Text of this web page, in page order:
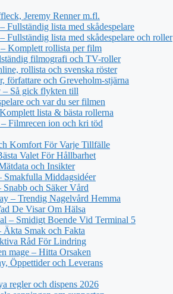
Jeremy Renner m.fl.
Fullständig lista med skådespelare
Fullständig lista med skådespelare och roller
– Komplett rollista per film
filmografi och TV-roller
rollista och svenska röster
författare och Greveholm-stjärna
– Så gick flykten till
och var du ser filmen
lista & bästa rollerna
Filmrecen ion och kri töd
Komfort För Varje Tillfälle
Valet För Hållbarhet
och Insikter
Middagsidéer
och Säker Vård
– Trendig Nagelvård Hemma
De Visar Om Hälsa
– Smidigt Boende Vid Terminal 5
Äkta Smak och Fakta
Råd För Lindring
mage – Hitta Orsaken
Öppettider och Leverans
regler och dispens 2026